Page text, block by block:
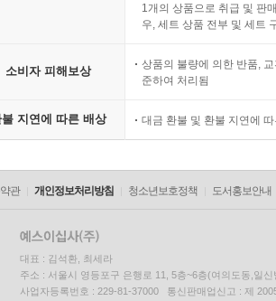
1개의 상품으로 취급 및 판
우, 세트 상품 전부 및 세트
소비자 피해보상
상품의 불량에 의한 반품,
준하여 처리됨
불 지연에 따른 배상 대금 환불 및 환불 지연에
관 개인정보처리방침 청소년보호정책 도서홍보안내
대표 : 김석환, 최세라
주소 : 서울시 영등포구 은행로 11, 5층~6층(여의도동,일신
사업자등록번호 : 229-81-37000 통신판매업신고 : 제